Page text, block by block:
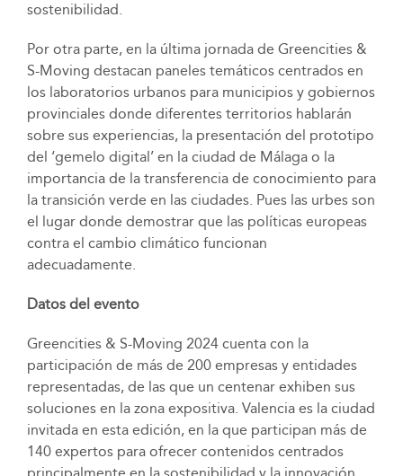
sostenibilidad.
Por otra parte, en la última jornada de Greencities &
S-Moving destacan paneles temáticos centrados en
los laboratorios urbanos para municipios y gobiernos
provinciales donde diferentes territorios hablarán
sobre sus experiencias, la presentación del prototipo
del ‘gemelo digital’ en la ciudad de Málaga o la
importancia de la transferencia de conocimiento para
la transición verde en las ciudades. Pues las urbes son
el lugar donde demostrar que las políticas europeas
contra el cambio climático funcionan
adecuadamente.
Datos del evento
Greencities & S-Moving 2024 cuenta con la
participación de más de 200 empresas y entidades
representadas, de las que un centenar exhiben sus
soluciones en la zona expositiva. Valencia es la ciudad
invitada en esta edición, en la que participan más de
140 expertos para ofrecer contenidos centrados